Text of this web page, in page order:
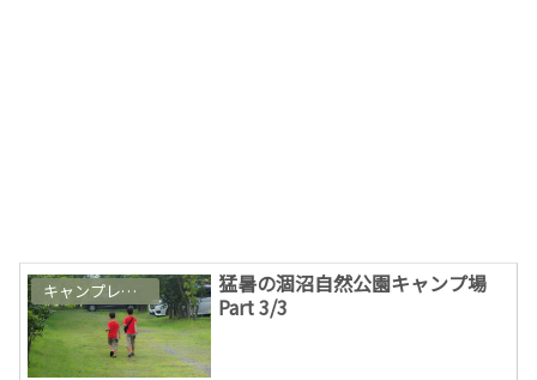
キャンプレポート
猛暑の涸沼自然公園キャンプ場
Part 3/3